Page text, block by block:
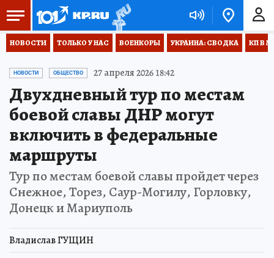
НОВОСТИ ТОЛЬКО У НАС ВОЕНКОРЫ УКРАИНА: СВОДКА КП В
НОВОСТИ ОБЩЕСТВО 27 апреля 2026 18:42
Двухдневный тур по местам
боевой славы ДНР могут
включить в федеральные
маршруты
Тур по местам боевой славы пройдет через
Снежное, Торез, Саур-Могилу, Горловку,
Донецк и Мариуполь
Владислав ГУЩИН